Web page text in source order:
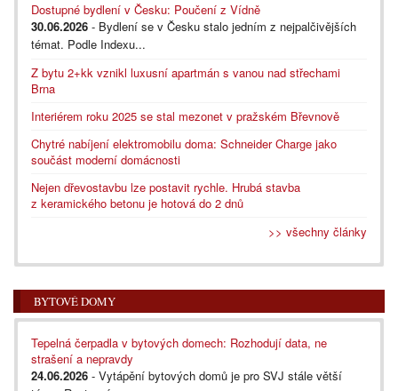
Dostupné bydlení v Česku: Poučení z Vídně
30.06.2026 - Bydlení se v Česku stalo jedním z nejpalčivějších
témat. Podle Indexu...
Z bytu 2+kk vznikl luxusní apartmán s vanou nad střechami
Brna
Interiérem roku 2025 se stal mezonet v pražském Břevnově
Chytré nabíjení elektromobilu doma: Schneider Charge jako
součást moderní domácnosti
Nejen dřevostavbu lze postavit rychle. Hrubá stavba
z keramického betonu je hotová do 2 dnů
>> všechny články
BYTOVÉ DOMY
Tepelná čerpadla v bytových domech: Rozhodují data, ne
strašení a nepravdy
24.06.2026 - Vytápění bytových domů je pro SVJ stále větší